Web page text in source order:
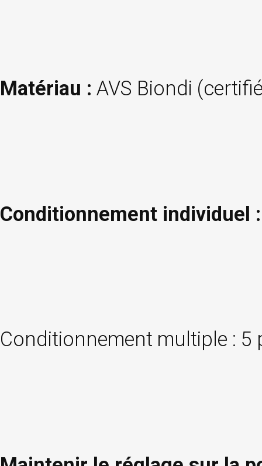
Matériau : AVS Biondi
Conditionnement individuel :
Conditionnement multiple :